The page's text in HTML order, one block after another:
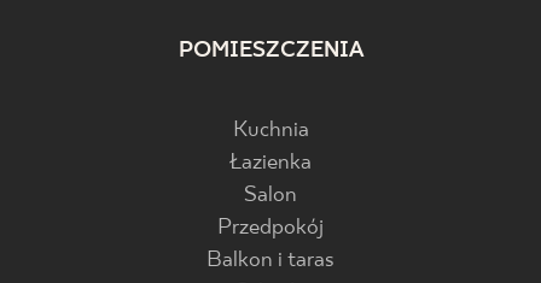
POMIESZCZENIA
Kuchnia
Łazienka
Salon
Przedpokój
Balkon i taras